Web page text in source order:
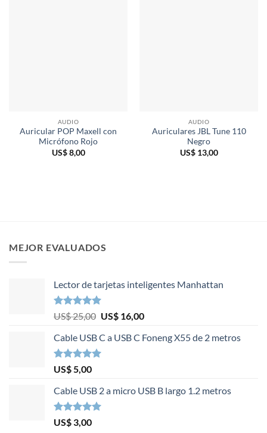
AUDIO
Auricular POP Maxell con
Micrófono Rojo
US$8,00
AUDIO
Auriculares JBL Tune 110
Negro
US$13,00
MEJOR EVALUADOS
Lector de tarjetas inteligentes Manhattan
Valorado en
5.00
de 5
US$25,00 El
original
era:
US$16,00El
actual
Cable USB C a USB C Foneng X55 de 2 metros
Valorado en
5.00
de 5
US$5,00
Cable USB 2 a micro USB B largo 1.2 metros
Valorado en
5.00
de 5
US$ 3,00